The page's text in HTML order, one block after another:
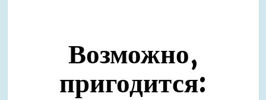
Возможно,
пригодится: